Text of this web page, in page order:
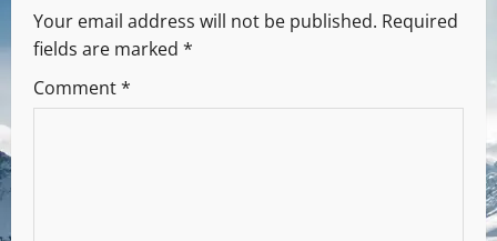
Your email address will not be published. Required
fields are marked *
Comment*